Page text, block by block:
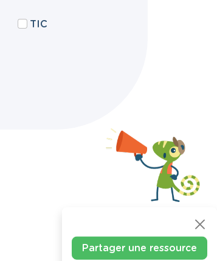
TIC
Partager une ressource